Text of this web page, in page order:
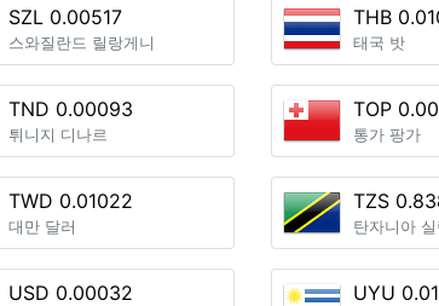
SZL 0.00517
스와질란드 릴랑게니
THB
태국 밧
TND 0.00093
튀니지 디나르
TOP
통가 팡가
TWD 0.01022
대만 달러
TZS
탄자니아 실
USD 0.00032 UYU